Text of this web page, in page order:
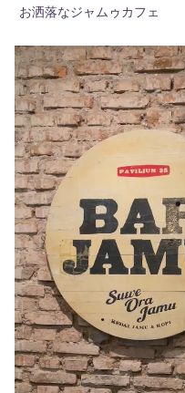
お洒落なジャムゥカフェ